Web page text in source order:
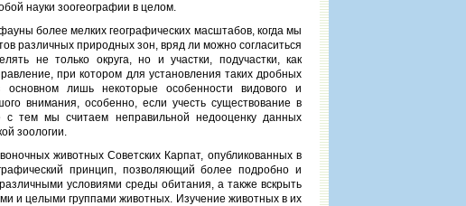
науки зоогеографии в целом.
более мелких географических масштабов, когда мы
различных природных зон, вряд ли можно согласиться
не только округа, но и участки, подучастки, как
при котором для установления таких дробных
основном лишь некоторые особенности видового и
внимания, особенно, если учесть существование в
с тем мы считаем неправильной недооценку данных
зоологии.
животных Советских Карпат, опубликованных в
принцип, позволяющий более подробно и
условиями среды обитания, а также вскрыть
и целыми группами животных. Изучение животных в их